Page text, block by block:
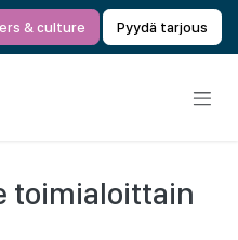
& culture Pyydä tarjous
toimialoittain